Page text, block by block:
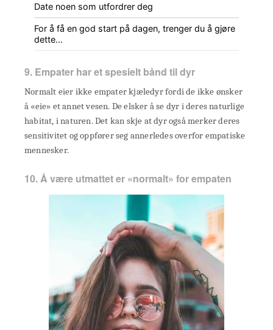
Date noen som utfordrer deg
For å få en god start på dagen, trenger du å gjøre
dette…
9. Empater har et spesielt bånd til dyr
Normalt eier ikke empater kjæledyr fordi de ikke ønsker
å «eie» et annet vesen. De elsker å se dyr i deres naturlige
habitat, i naturen. Det kan skje at dyr også merker deres
sensitivitet og oppfører seg annerledes overfor empatiske
mennesker.
10. Å være utmattet er «normalt» for empaten